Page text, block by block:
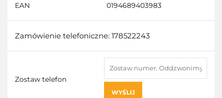
EAN 0194689403983
Zamówienie telefoniczne: 178522243
Zostaw telefon
WYŚLIJ